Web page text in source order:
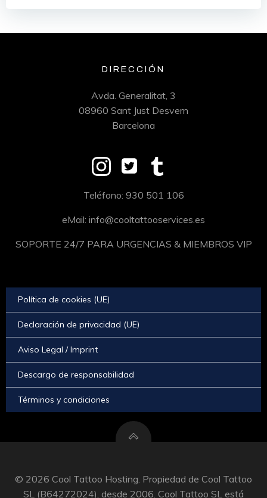
DIRECCIÓN
Avda. Generalitat, 3
08960 Sant Just Desvern
Barcelona
Teléfono: 930 501 106
eMail: info@cooltattooservices.es
SOPORTE 24/7 PARA URGENCIAS & MIEMBROS VIP
Política de cookies (UE)
Declaración de privacidad (UE)
Aviso Legal / Imprint
Descargo de responsabilidad
Términos y condiciones
© 2026 Cool Tattoo Hosting. Propiedad de Cool Tattoo
SL (B64272024), desde 2006. Cool Tattoo SL está